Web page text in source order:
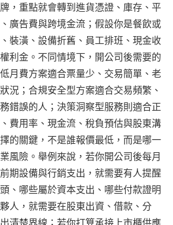
，重點就會轉到進貨憑證、庫存、平
廣告費與跨境金流；假設你是餐飲或
裝潢、設備折舊、員工排班、現金收
利金。不同情境下，開公司後需要的
月費方案適合票量少、交易簡單、老
況；合規安全型方案適合交易頻繁、
錯誤的人；決策洞察型服務則適合正
費用率、現金流、稅負預估與股東溝
的關鍵，不是誰報價最低，而是哪一
風險。舉例來說，若你開公司後每月
期設備與行銷支出，就需要有人提醒
、哪些屬於資本支出、哪些付款證明
人，就需要在股東出資、借款、分